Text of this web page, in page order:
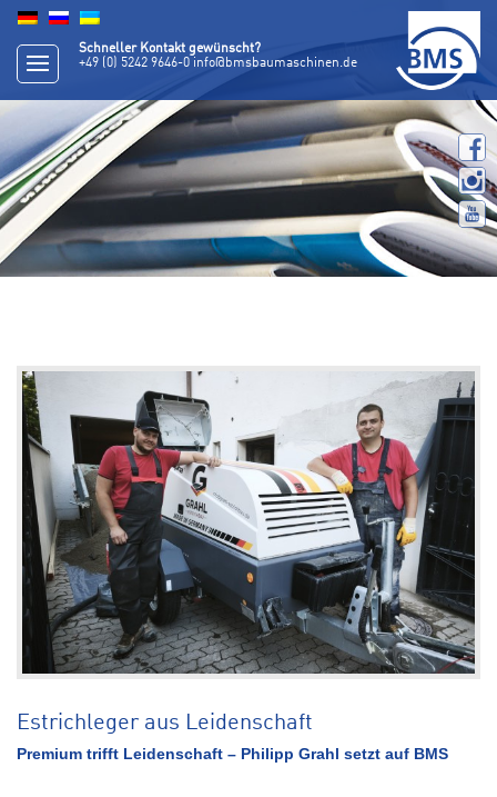
Schneller Kontakt gewünscht?
+49 (0) 5242 9646-0 info@bmsbaumaschinen.de
Estrichleger aus Leidenschaft
Premium trifft Leidenschaft – Philipp Grahl setzt auf BMS